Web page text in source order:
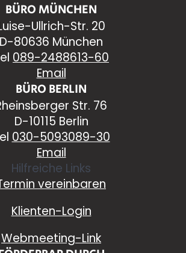
BÜRO MÜNCHEN
Ullrich-Str. 20
D-80636 München
089-2488613-60
Email
BÜRO BERLIN
Str. 76
D-10115 Berlin
030-5093089-30
Email
Hilfreiche Links
vereinbaren
Klienten-Login
Webmeeting-Link